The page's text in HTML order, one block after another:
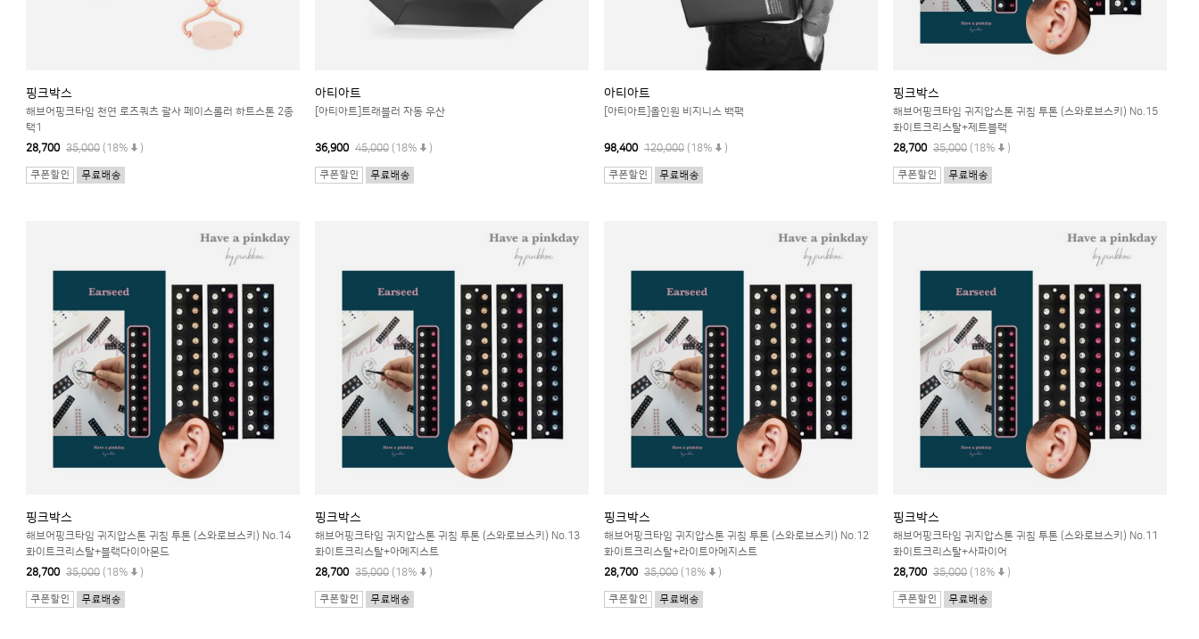
핑크박스
해브어핑크타임 천연 로즈쿼츠 괄사 페이스롤러 하트스톤 2종
택1
28,700 35,000 (18% )
아티아트
[아티아트]트래블러 자동 우산
36,900 45,000 (18% )
아티아트
[아티아트]올인원 비지니스 백팩
98,400 120,000 (18% )
핑크박스
해브어핑크타임 귀지압스톤 귀침 투톤 (스와로브스키) No.15
화이트크리스탈+제트블랙
28,700 35,000 (18% )
핑크박스
해브어핑크타임 귀지압스톤 귀침 투톤 (스와로브스키) No.14
화이트크리스탈+블랙다이아몬드
28,700 35,000 (18% )
핑크박스
해브어핑크타임 귀지압스톤 귀침 투톤 (스와로브스키) No.13
화이트크리스탈+아메지스트
28,700 35,000 (18% )
핑크박스
해브어핑크타임 귀지압스톤 귀침 투톤 (스와로브스키) No.12
화이트크리스탈+라이트아메지스트
28,700 35,000 (18% )
핑크박스
해브어핑크타임 귀지압스톤 귀침 투톤 (스와로브스키) No.11
화이트크리스탈+사파이어
28,700 35,000 (18% )